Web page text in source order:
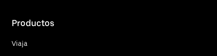
Productos
Viaja